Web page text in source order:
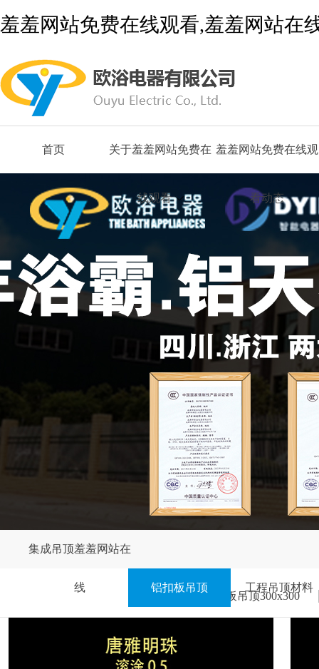
羞羞网站免费在线观看,羞羞网站在
首页 关于羞羞网站免费在
线观看
羞羞网站免费在线观
看动态
集成吊顶羞羞网站在
线 铝扣板吊顶 工程吊顶材料
铝扣板吊顶300x300